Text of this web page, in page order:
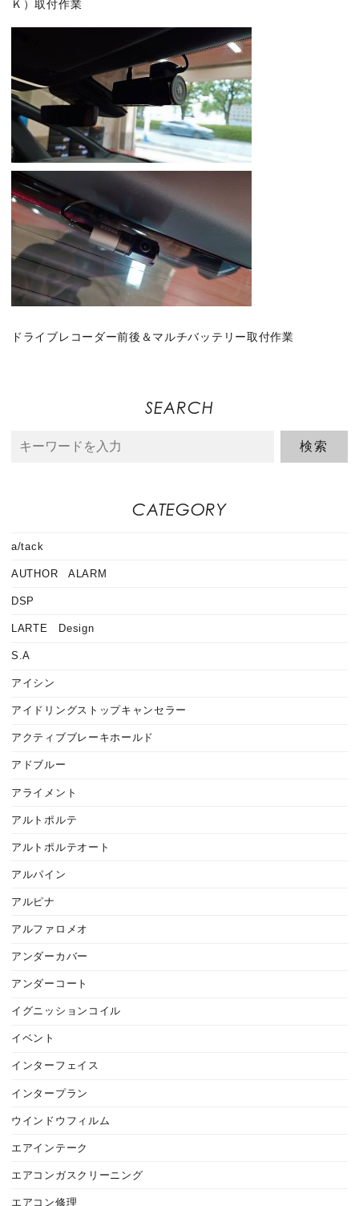
Ｋ）取付作業
ドライブレコーダー前後＆マルチバッテリー取付作業
SEARCH
CATEGORY
a/tack
AUTHOR ALARM
DSP
LARTE Design
S.A
アイシン
アイドリングストップキャンセラー
アクティブブレーキホールド
アドブルー
アライメント
アルトポルテ
アルトポルテオート
アルパイン
アルピナ
アルファロメオ
アンダーカバー
アンダーコート
イグニッションコイル
イベント
インターフェイス
インタープラン
ウインドウフィルム
エアインテーク
エアコンガスクリーニング
エアコン修理